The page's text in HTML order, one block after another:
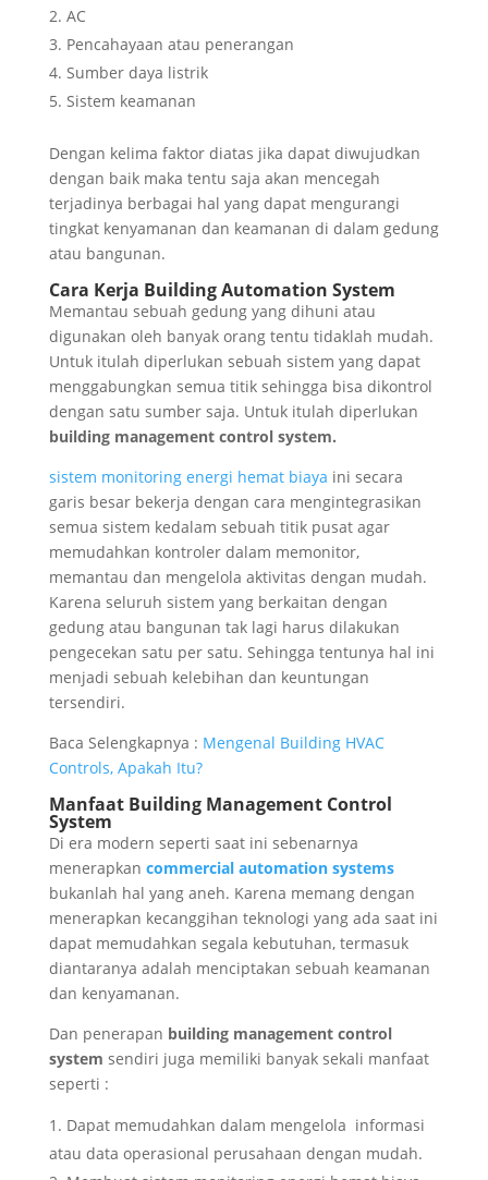
AC
Pencahayaan atau penerangan
Sumber daya listrik
Sistem keamanan
Dengan kelima faktor diatas jika dapat diwujudkan
dengan baik maka tentu saja akan mencegah
terjadinya berbagai hal yang dapat mengurangi
tingkat kenyamanan dan keamanan di dalam gedung
atau bangunan.
Cara Kerja Building Automation System
Memantau sebuah gedung yang dihuni atau
digunakan oleh banyak orang tentu tidaklah mudah.
Untuk itulah diperlukan sebuah sistem yang dapat
menggabungkan semua titik sehingga bisa dikontrol
dengan satu sumber saja. Untuk itulah diperlukan
building management control system.
sistem monitoring energi hemat biaya ini secara
garis besar bekerja dengan cara mengintegrasikan
semua sistem kedalam sebuah titik pusat agar
memudahkan kontroler dalam memonitor,
memantau dan mengelola aktivitas dengan mudah.
Karena seluruh sistem yang berkaitan dengan
gedung atau bangunan tak lagi harus dilakukan
pengecekan satu per satu. Sehingga tentunya hal ini
menjadi sebuah kelebihan dan keuntungan
tersendiri.
Baca Selengkapnya : Mengenal Building HVAC
Controls, Apakah Itu?
Manfaat Building Management Control
System
Di era modern seperti saat ini sebenarnya
menerapkan commercial automation systems
bukanlah hal yang aneh. Karena memang dengan
menerapkan kecanggihan teknologi yang ada saat ini
dapat memudahkan segala kebutuhan, termasuk
diantaranya adalah menciptakan sebuah keamanan
dan kenyamanan.
Dan penerapan building management control
system sendiri juga memiliki banyak sekali manfaat
seperti :
Dapat memudahkan dalam mengelola informasi
atau data operasional perusahaan dengan mudah.